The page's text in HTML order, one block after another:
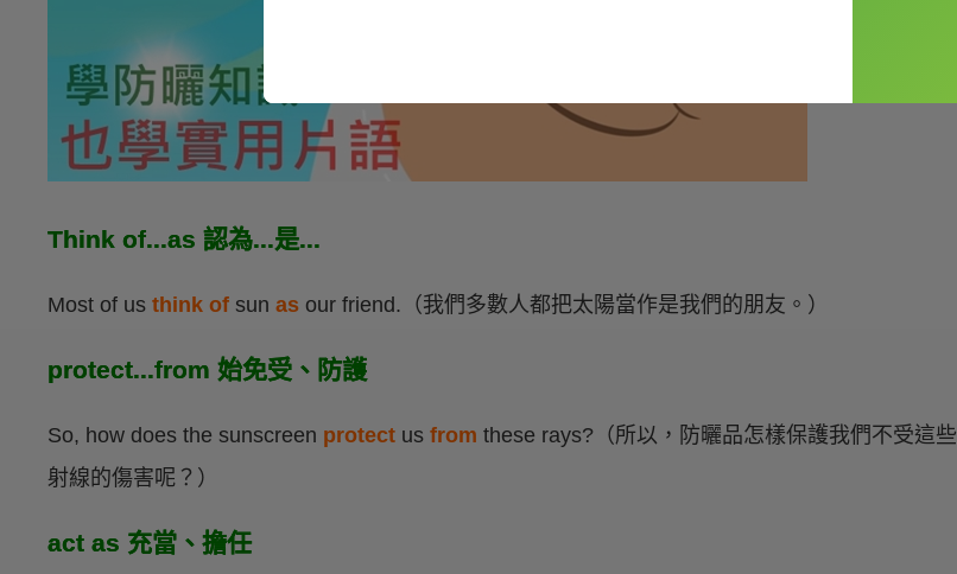
Think of...as 認為...是...
Most of us think of sun as our friend.（我們多數人都把太陽當作是我們的朋友。）
protect...from 始免受、防護
So, how does the sunscreen protect us from these rays?（所以，防曬品怎樣保護我們不受這些
射線的傷害呢？）
act as 充當、擔任